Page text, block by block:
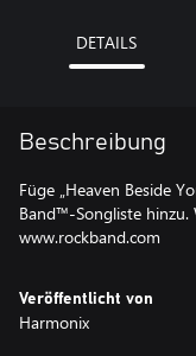
DETAILS
Beschreibung
Füge „Heaven Beside
Band™-Songliste
www.rockband.com
Veröffentlicht von
Harmonix